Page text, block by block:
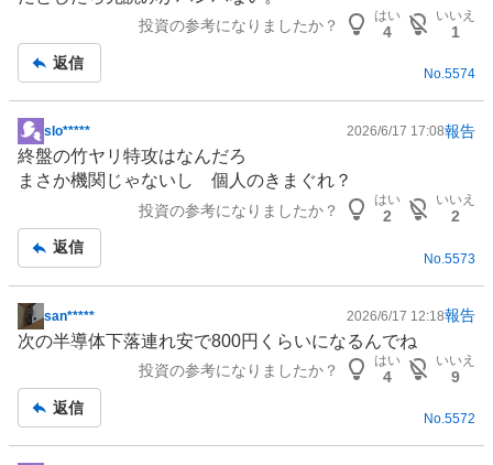
事
投資の参考になりましたか？
はい
4
いいえ
1
返信
No.5574
掲
示
板
slo***** 2026/6/17 17:08報告
終盤の竹ヤリ特攻はなんだろ
まさか機関じゃないし 個人のきまぐれ？
投資の参考になりましたか？
はい
2
いいえ
2
返信
No. 5573
掲
示
事
san***** 2026/6/17 12:18報告
次の半導体下落連れ安で800円くらいになるんでね
投資の参考になりましたか？
はい
4
いいえ
9
返信
No.5572